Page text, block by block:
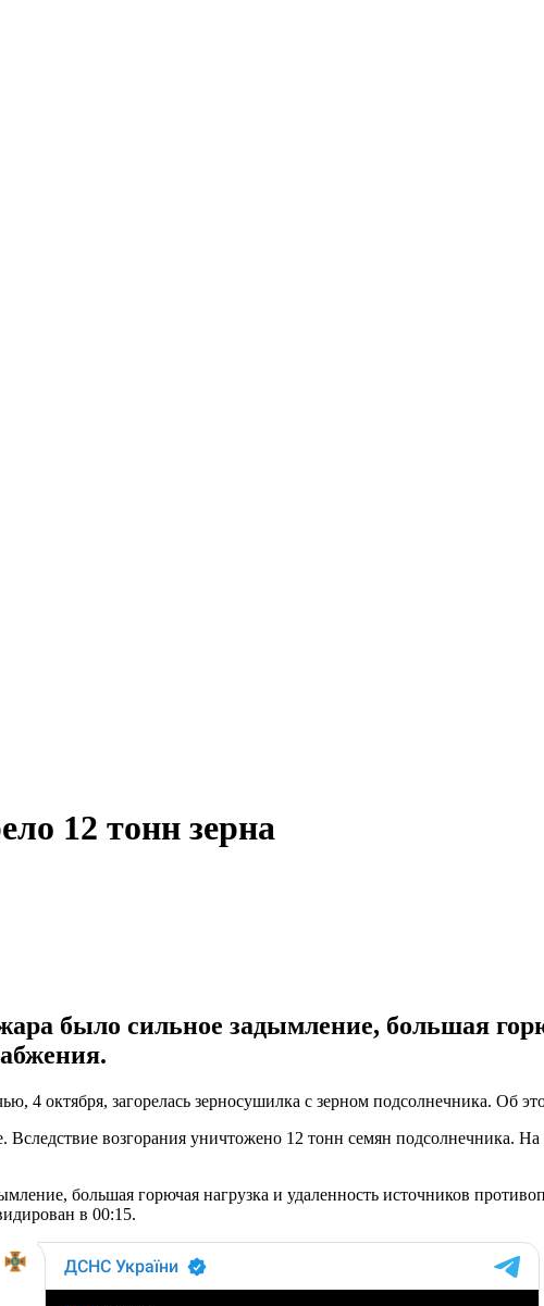
12 тонн зерна
было сильное задымление, большая
октября, загорелась зерносушилка с зерном подсолнечника. Об
возгорания уничтожено 12 тонн семян подсолнечника.
большая горючая нагрузка и удаленность источников
в 00:15.